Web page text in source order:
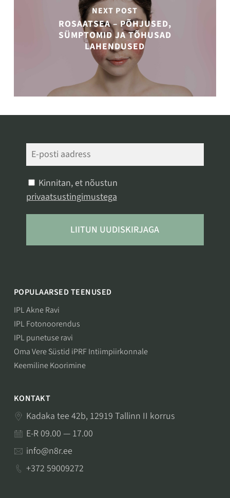
NEXT POST
ROSAATSEA – PÕHJUSED,
SÜMPTOMID JA TÕHUSAD
LAHENDUSED
Kinnitan, et nõustun
privaatsustingimustega
LIITUN UUDISKIRJAGA
POPULAARSED TEENUSED
IPL Akne Ravi
IPL Fotonoorendus
IPL punetuse ravi
Oma Vere Süstid iPRF Intiimpiirkonnale
Keemiline Koorimine
KONTAKT
Kadaka tee 42b, 12919 Tallinn II korrus
E-R 09.00 — 17.00
info@n8r.ee
+372 59009272